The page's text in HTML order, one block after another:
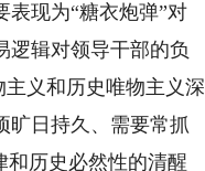
现为“糖衣炮弹”对
逻辑对领导干部的负
义和历史唯物主义深
旷日持久、需要常抓
和历史必然性的清醒